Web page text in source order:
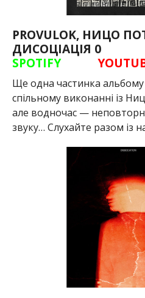
PROVULOK, НИЦО
ДИСОЦІАЦІЯ 0
SPOTIFY
Ще одна частинка
спільному виконанні із
але водночас —
звуку… Слухайте разом із